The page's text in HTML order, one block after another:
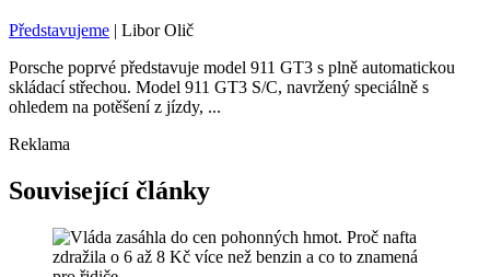
Představujeme | Libor Olič
Porsche poprvé představuje model 911 GT3 s plně automatickou
skládací střechou. Model 911 GT3 S/C, navržený speciálně s
ohledem na potěšení z jízdy, ...
Reklama
Související články